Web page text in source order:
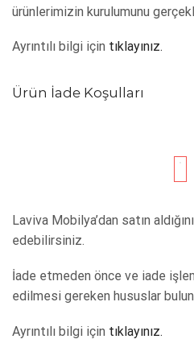
ürünlerimizin kurulumunu
Ayrıntılı bilgi için tıklayınız.
Ürün İade Koşulları
Laviva Mobilya’dan satın
edebilirsiniz.
İade etmeden önce ve iade
edilmesi gereken hususlar
Ayrıntılı bilgi için tıklayınız.